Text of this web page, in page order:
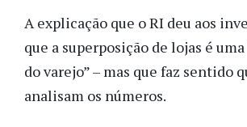
A explicação que o RI deu aos
que a superposição de lojas é
do varejo” – mas que faz sentido
analisam os números.